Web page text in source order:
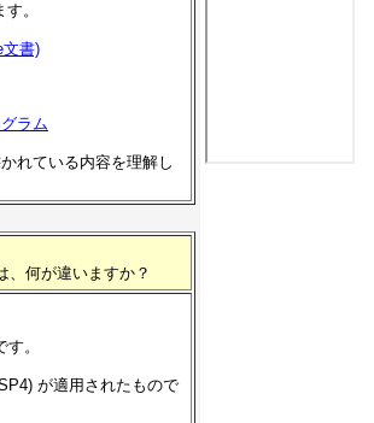
。
文書)
ラム
れている内容を理解し
、何が違いますか？
。
が適用されたもので